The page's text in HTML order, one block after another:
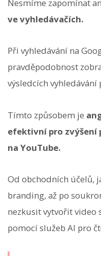
Nesmíme zapomínat
ve vyhledávačích.
Při vyhledávání na
pravděpodobnost
výsledcích vyhledávání
Tímto způsobem je
efektivní pro zvýšení
na YouTube.
Od obchodních účelů,
branding, až po
nezkusit vytvořit video
pomocí služeb AI pro